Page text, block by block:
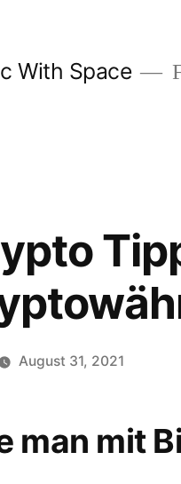
With Space
August 31, 2021
man mit